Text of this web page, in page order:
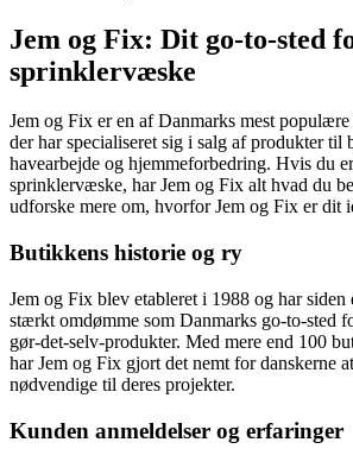
Jem og Fix: Dit go-to-sted
sprinklervæske
Jem og Fix er en af Danmarks mest
der har specialiseret sig i salg af produkter til
havearbejde og hjemmeforbedring. Hvis du
sprinklervæske, har Jem og Fix alt hvad du
udforske mere om, hvorfor Jem og Fix er dit
Butikkens historie og ry
Jem og Fix blev etableret i 1988 og har siden
stærkt omdømme som Danmarks go-to-sted
gør-det-selv-produkter. Med mere end 100
har Jem og Fix gjort det nemt for danskerne
nødvendige til deres projekter.
Kunden anmeldelser og erfaringer